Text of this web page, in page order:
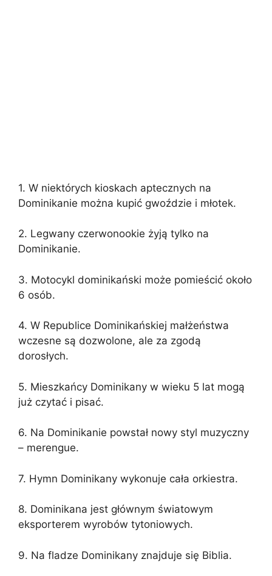
1. W niektórych kioskach aptecznych na
Dominikanie można kupić gwoździe i młotek.
2. Legwany czerwonookie żyją tylko na
Dominikanie.
3. Motocykl dominikański może pomieścić około
6 osób.
4. W Republice Dominikańskiej małżeństwa
wczesne są dozwolone, ale za zgodą
dorosłych.
5. Mieszkańcy Dominikany w wieku 5 lat mogą
już czytać i pisać.
6. Na Dominikanie powstał nowy styl muzyczny
– merengue.
7. Hymn Dominikany wykonuje cała orkiestra.
8. Dominikana jest głównym światowym
eksporterem wyrobów tytoniowych.
9. Na fladze Dominikany znajduje się Biblia.